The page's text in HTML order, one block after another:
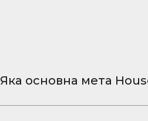
Яка основна мета